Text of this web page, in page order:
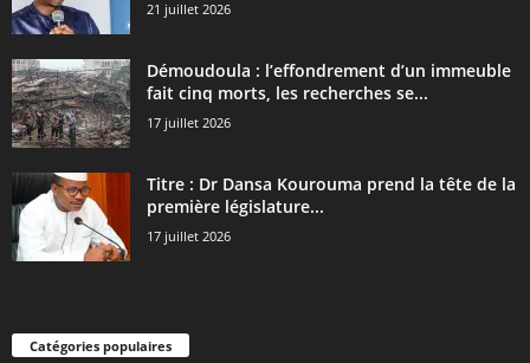
21 juillet 2026
Démoudoula : l’effondrement d’un immeuble
fait cinq morts, les recherches se...
17 juillet 2026
Titre : Dr Dansa Kourouma prend la tête de la
première législature...
17 juillet 2026
Catégories populaires